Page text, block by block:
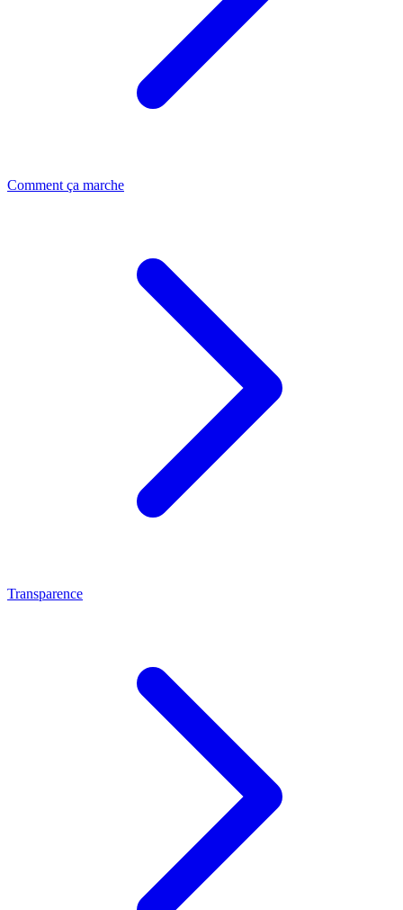
Comment ça marche
Transparence